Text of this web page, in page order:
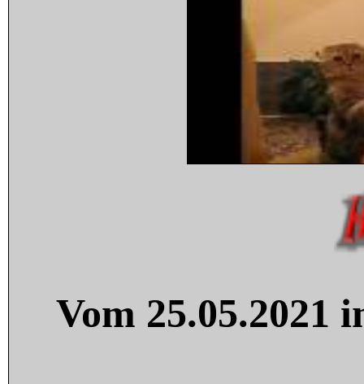
Vom 25.05.2021